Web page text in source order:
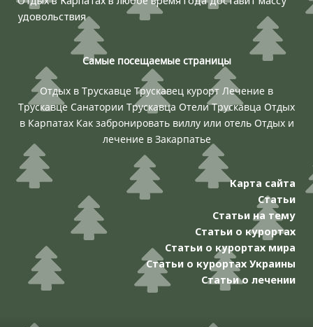
удовольствия
Самые посещаемые страницы
Отдых в Трускавце Трускавец курорт Лечение в
Трускавце Санатории Трускавца Отели Трускавца Отдых
в Карпатах Как забронировать виллу или отель Отдых и
лечение в Закарпатье
Карта сайта
Статьи
Статьи на тему
Статьи о курортах
Статьи о курортах мира
Статьи о курортах Украины
Статьи о лечении